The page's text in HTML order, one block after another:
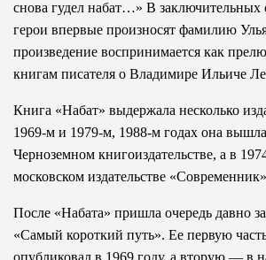
снова гудел набат…» В заключительных
герои впервые произносят фамилию
произведение воспринимается как
книгам писателя о Владимире Ильиче
Книга «Набат» выдержала несколько
1969-м и 1979-м, 1988-м годах она
Черноземном книгоиздательстве, а в
московском издательстве
После «Набата» пришла очередь давно
«Самый короткий путь». Ее первую